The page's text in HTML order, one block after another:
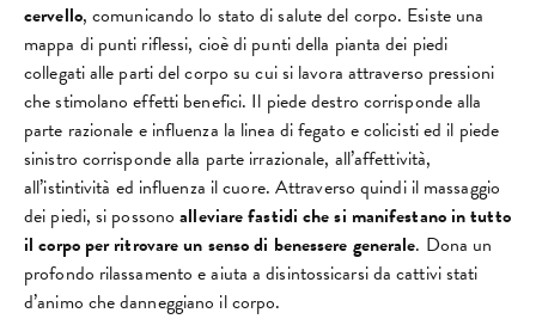
cervello, comunicando lo stato di salute del corpo. Esiste una
mappa di punti riflessi, cioè di punti della pianta dei piedi
collegati alle parti del corpo su cui si lavora attraverso pressioni
che stimolano effetti benefici. Il piede destro corrisponde alla
parte razionale e influenza la linea di fegato e colicisti ed il piede
sinistro corrisponde alla parte irrazionale, all’affettività,
all’istintività ed influenza il cuore. Attraverso quindi il massaggio
dei piedi, si possonoalleviare fastidi che si manifestano in tutto
il corpo per ritrovare un senso di benessere generale. Dona un
profondo rilassamento e aiuta a disintossicarsi da cattivi stati
d’animo che danneggiano il corpo.